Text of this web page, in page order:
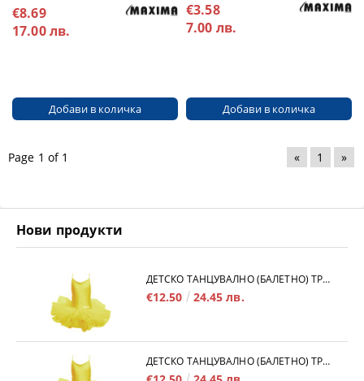
€8.69
17.00 лв.
€3.58
7.00 лв.
Page 1 of 1 « 1 »
Нови продукти
ДЕТСКО ТАНЦУВАЛНО (БАЛЕТНО) ТРИКО MAXIMA, С ВРЪЗКИ И ТУТУ ПОЛИЧКА, ЖЪЛТО, РАЗМЕР 4XL /40043509/
€12.50 24.45 лв.
ДЕТСКО ТАНЦУВАЛНО (БАЛЕТНО) ТРИКО MAXIMA, С ВРЪЗКИ И ТУТУ ПОЛИЧКА, ЖЪЛТО, РАЗМЕР 3XL /40043508/